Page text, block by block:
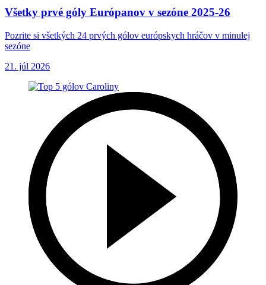
Všetky prvé góly Európanov v sezóne 2025-26
Pozrite si všetkých 24 prvých gólov európskych hráčov v minulej
sezóne
21. júl 2026